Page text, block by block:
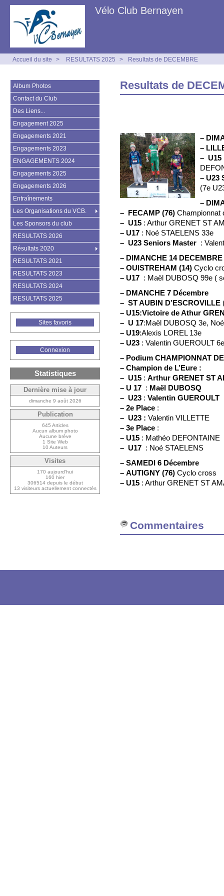
Vélo Club Bernayen
Accueil du site > RESULTATS 2025 > Resultats de DECEMBRE
Resultats de
–
–
– U15
– U23
(7e
–
– FECAMP (76) Championnat
– U15 : Arthur GRENET ST
– U17 : Noé STAELENS 33e
– U23 Seniors Master :
– DIMANCHE 14 DECEMBRE
– OUISTREHAM (14) Cyclo
– U17 : Maël DUBOSQ 99e (
– DMANCHE 7 Décembre
– ST AUBIN D’ESCROVILLE
– U15:Victoire de Athur
– U 17:Maël DUBOSQ 3e,
– U19:Alexis LOREL 13e
– U23 : Valentin GUEROULT
– Podium CHAMPIONNAT DE
– Champion de L’Eure :
– U15 : Arthur GRENET ST
– U 17 : Maël DUBOSQ
– U23 : Valentin GUEROULT
– 2e Place :
– U23 : Valentin VILLETTE
– 3e Place :
– U15 : Mathéo DEFONTAINE
– U17 : Noé STAELENS
– SAMEDI 6 Décembre
– AUTIGNY (76) Cyclo cross
– U15 : Arthur GRENET ST
Commentaires
Album Photos
Contact du Club
Des Liens...
Engagement 2025
Engagements 2021
Engagements 2023
ENGAGEMENTS 2024
Engagements 2025
Engagements 2026
Entraînements
Les Organisations du VCB.
Les Sponsors du club
RESULTATS 2026
Résultats 2020
RESULTATS 2021
RESULTATS 2023
RESULTATS 2024
RESULTATS 2025
Sites favoris
Connexion
Statistiques
Dernière mise à jour
dimanche 9 août 2026
Publication
645 Articles
Aucun album photo
Aucune brève
1 Site Web
10 Auteurs
Visites
170 aujourd’hui
160 hier
306514 depuis le début
13 visiteurs actuellement connectés